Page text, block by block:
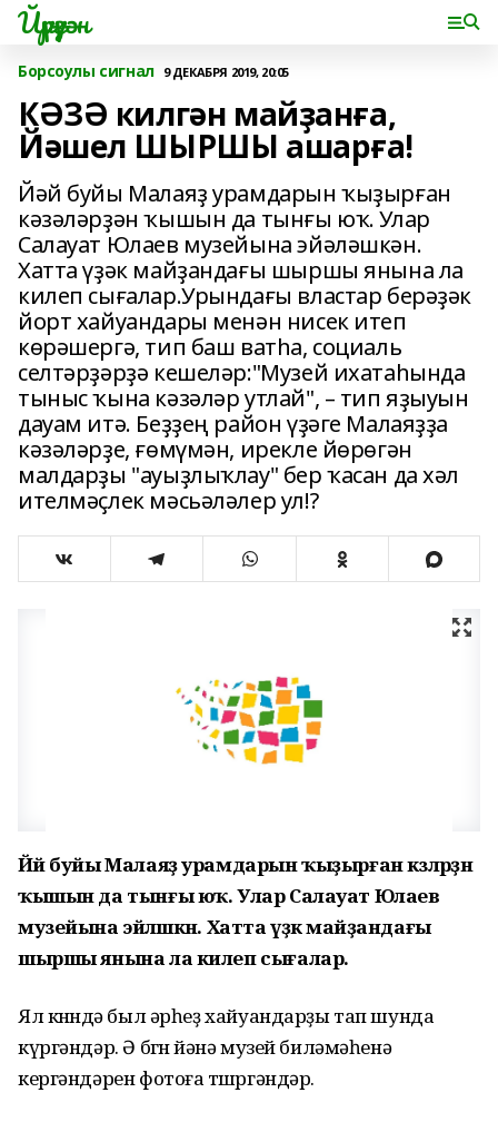
Йүрүҙән
Борсоулы сигнал 9 ДЕКАБРЯ 2019, 20:05
КӘЗӘ килгән майҙанға,
Йәшел ШЫРШЫ ашарға!
Йәй буйы Малаяҙ урамдарын ҡыҙырған
кәзәләрҙән ҡышын да тынғы юҡ. Улар
Салауат Юлаев музейына эйәләшкән.
Хатта үҙәк майҙандағы шыршы янына ла
килеп сығалар.Урындағы властар берәҙәк
йорт хайуандары менән нисек итеп
көрәшергә, тип баш ватһа, социаль
селтәрҙәрҙә кешеләр:"Музей ихатаһында
тыныс ҡына кәзәләр утлай", – тип яҙыуын
дауам итә. Беҙҙең район үҙәге Малаяҙҙа
кәзәләрҙе, ғөмүмән, ирекле йөрөгән
малдарҙы "ауыҙлыҡлау" бер ҡасан да хәл
ителмәҫлек мәсьәләлер ул!?
Йәй буйы Малаяҙ урамдарын ҡыҙырған кәзәләрҙән
ҡышын да тынғы юҡ. Улар Салауат Юлаев
музейына эйәләшкән. Хатта үҙәк майҙандағы
шыршы янына ла килеп сығалар.
Ял көнөндә был әрһеҙ хайуандарҙы тап шунда
күргәндәр. Ә бөгөн йәнә музей биләмәһенә
кергәндәрен фотоға төшөргәндәр.